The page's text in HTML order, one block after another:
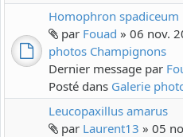
Homophron spadiceum
par Fouad » 06 nov.
photos Champignons
Dernier message par
Posté dans Galerie
Leucopaxillus amarus
par Laurent13 » 05